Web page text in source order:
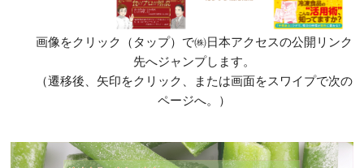
画像をクリック（タップ）で㈱日本アクセスの公開リンク
先へジャンプします。
（遷移後、矢印をクリック、または画面をスワイプで次の
ページへ。）